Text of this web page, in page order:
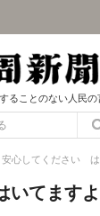
ることのない人民の
安心してください は
てますよ